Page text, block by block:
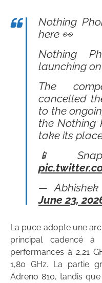
Nothing
here 👀
Nothing
launching on
The
cancelled
to the
the Nothing
take its
📱
— Abhishek
June 23,
La puce adopte une
principal cadencé
performances à 2,21
1,80 GHz. La partie
Adreno 810, tandis